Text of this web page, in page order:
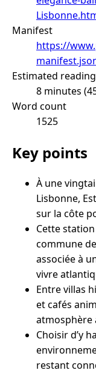
Manifest
https://
Estimated
8 minutes
Word count
1525
Key points
À une
Lisbonne,
sur la côte
Cette
commune
associée à
vivre
Entre villas
et cafés
atmosphère
Choisir d’y
restant